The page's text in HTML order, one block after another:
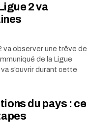
2 va
va observer une trêve de
de la Ligue
s’ouvrir durant cette
du pays : ce